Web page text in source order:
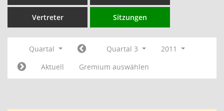
Vertreter Sitzungen
Quartal Quartal 3
2011
Aktuell
Gremium auswählen